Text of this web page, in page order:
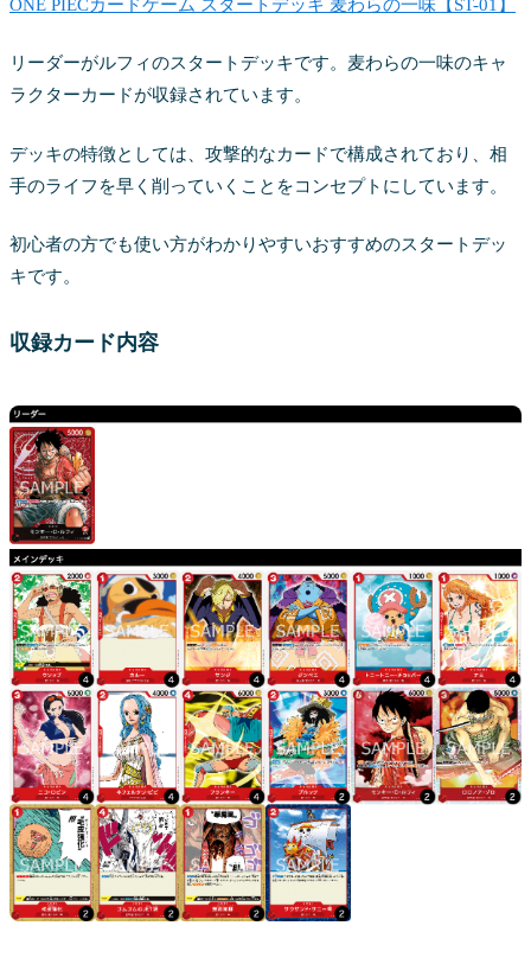
ONE PIECカードゲーム スタートデッキ 麦わらの一味【ST-01】
リーダーがルフィのスタートデッキです。麦わらの一味のキャ
ラクターカードが収録されています。
デッキの特徴としては、攻撃的なカードで構成されており、相
手のライフを早く削っていくことをコンセプトにしています。
初心者の方でも使い方がわかりやすいおすすめのスタートデッ
キです。
収録カード内容